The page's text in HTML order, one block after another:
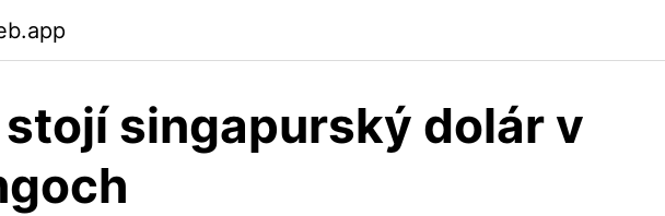
singapurský dolár v